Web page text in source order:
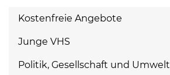
Kostenfreie Angebote
Junge VHS
Politik, Gesellschaft und Umwelt